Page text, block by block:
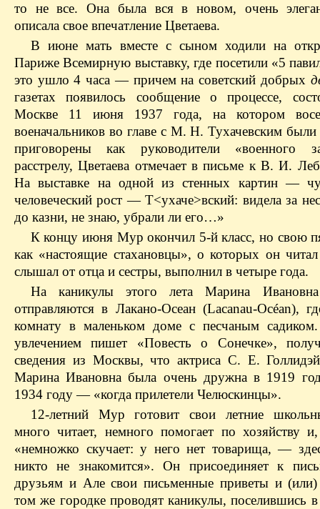
то не все. Она была вся в новом, очень
описала свое впечатление Цветаева.
В июне мать вместе с сыном ходили на
Париже Всемирную выставку, где посетили «5
это ушло 4 часа — причем на советский добрых
газетах появилось сообщение о процессе,
Москве 11 июня 1937 года, на котором
военачальников во главе с М. Н. Тухачевским
приговорены как руководители «военного
расстрелу, Цветаева отмечает в письме к В. И.
На выставке на одной из стенных картин —
человеческий рост — Т<ухаче>вский: видела за
до казни, не знаю, убрали ли его…»
К концу июня Мур окончил 5-й класс, но свою
как «настоящие стахановцы», о которых он
слышал от отца и сестры, выполнил в четыре года.
На каникулы этого лета Марина
отправляются в Лакано-Осеан (Lacanau-Océan),
комнату в маленьком доме с песчаным
увлечением пишет «Повесть о Сонечке»,
сведения из Москвы, что актриса С. Е.
Марина Ивановна была очень дружна в 1919
1934 году — «когда прилетели Челюскинцы».
12-летний Мур готовит свои летние
много читает, немного помогает по хозяйству и,
«немножко скучает: у него нет товарища, —
никто не знакомится». Он присоединяет к
друзьям и Але свои письменные приветы и
том же городке проводят каникулы, поселившись в